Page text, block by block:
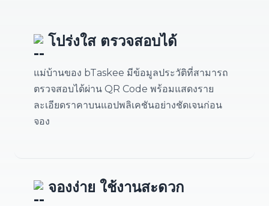
โปร่งใส ตรวจสอบได้
แม่บ้านของ bTaskee มีข้อมูลประวัติที่สามารถ
ตรวจสอบได้ผ่าน QR Code พร้อมแสดงราย
ละเอียดราคาบนแอปพลิเคชันอย่างชัดเจนก่อน
จอง
จองง่าย ใช้งานสะดวก